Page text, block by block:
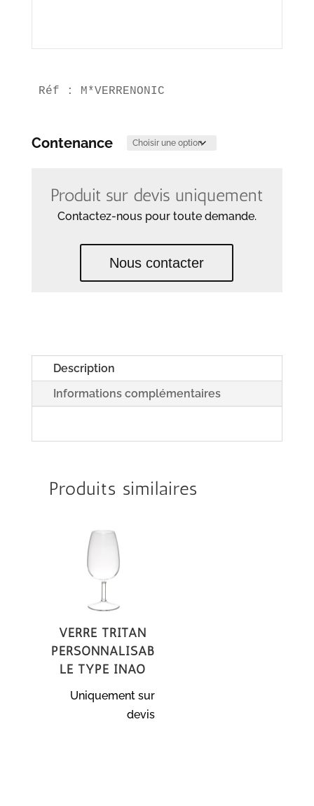
Réf : M*VERRENONIC
Contenance
Produit sur devis uniquement
Contactez-nous pour toute demande.
Nous contacter
Description
Informations complémentaires
Produits similaires
Verre Tritan
personnalisab
le type Inao
Uniquement sur
devis